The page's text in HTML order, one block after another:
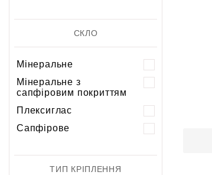
СКЛО
Мінеральне
Мінеральне з
сапфіровим покриттям
Плексиглас
Сапфірове
ТИП КРІПЛЕННЯ